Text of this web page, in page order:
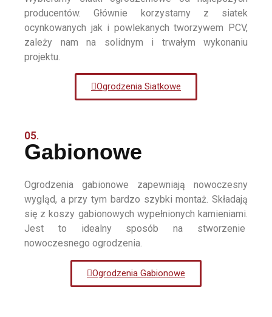
producentów. Głównie korzystamy z siatek
ocynkowanych jak i powlekanych tworzywem PCV,
zależy nam na solidnym i trwałym wykonaniu
projektu.
Ogrodzenia Siatkowe
05.
Gabionowe
Ogrodzenia gabionowe zapewniają nowoczesny
wygląd, a przy tym bardzo szybki montaż. Składają
się z koszy gabionowych wypełnionych kamieniami.
Jest to idealny sposób na stworzenie
nowoczesnego ogrodzenia.
Ogrodzenia Gabionowe